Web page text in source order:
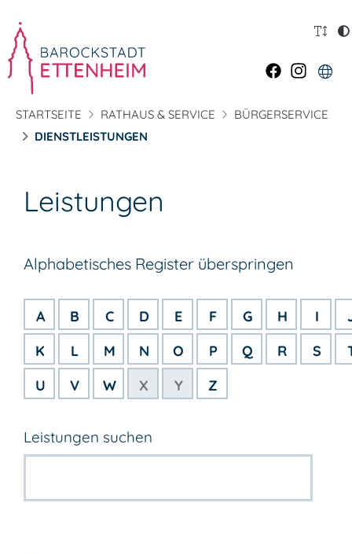
STARTSEITE RATHAUS & SERVICE
BÜRGERSERVICE
DIENSTLEISTUNGEN
Leistungen
Alphabetisches Register überspringen
A B C D E F G H I
K
L M N O P Q R S
U
V W X Y Z
Leistungen suchen